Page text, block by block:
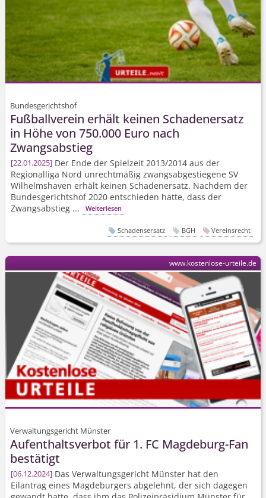
Bundesgerichtshof
Fußballverein erhält keinen Schadenersatz
in Höhe von 750.000 Euro nach
Zwangsabstieg
22.01.2025 Der Ende der Spielzeit 2013/2014 aus der
Regionalliga Nord unrechtmäßig zwangsabgestiegene SV
Wilhelmshaven erhält keinen Schadenersatz. Nachdem der
Bundesgerichtshof 2020 entschieden hatte, dass der
Zwangsabstieg ...
Weiterlesen
Schadensersatz BGH Vereinsrecht
Verwaltungsgericht Münster
Aufenthaltsverbot für 1. FC Magdeburg-Fan
bestätigt
06.12.2024 Das Verwaltungsgericht Münster hat den
Eilantrag eines Magdeburgers abgelehnt, der sich dagegen
www.kostenlose-urteile.de